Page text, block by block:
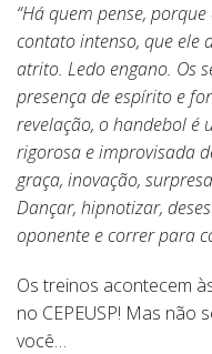
“Há quem pense,
contato intenso, que ele
atrito. Ledo engano. Os
presença de espírito e
revelação, o handebol
rigorosa e improvisada
graça, inovação,
Dançar, hipnotizar,
oponente e correr para
Os treinos acontecem
no CEPEUSP! Mas não
você…